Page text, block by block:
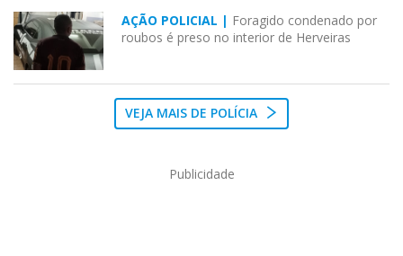
AÇÃO POLICIAL | Foragido condenado por
roubos é preso no interior de Herveiras
VEJA MAIS DE POLÍCIA
Publicidade